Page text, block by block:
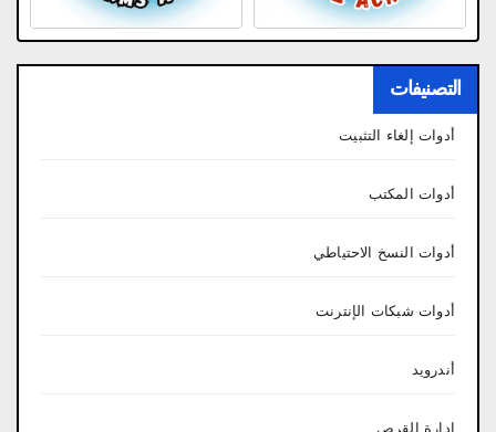
التصنيفات
أدوات إلغاء التثبيت
أدوات المكتب
أدوات النسخ الاحتياطي
أدوات شبكات الإنترنت
أندرويد
إدارة القرص